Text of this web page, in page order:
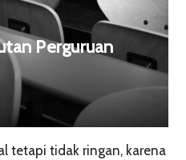
Perguruan
tetapi tidak ringan, karena